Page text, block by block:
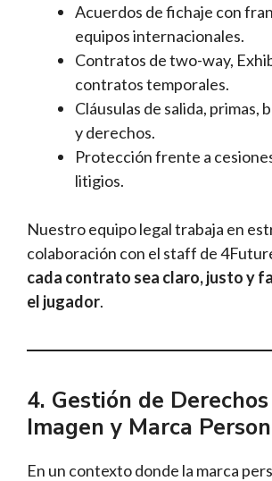
Acuerdos de fichaje con
equipos internacionales.
Contratos de two-way,
contratos temporales.
Cláusulas de salida, primas,
y derechos.
Protección frente a
litigios.
Nuestro equipo legal trabaja en
colaboración con el staff de
cada contrato sea claro, justo y
el jugador.
4. Gestión de
Imagen y Marca
En un contexto donde la marca